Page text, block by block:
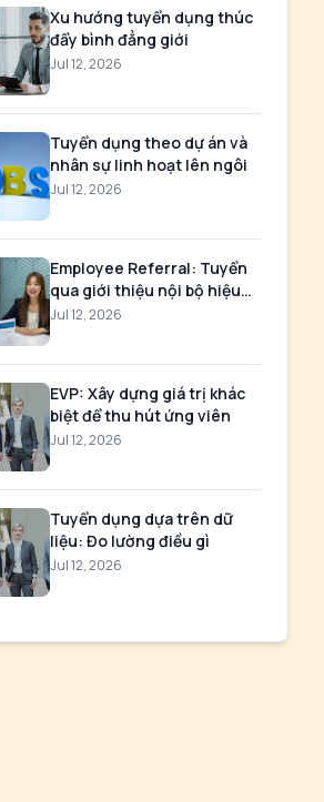
Xu hướng tuyển dụng thúc
đẩy bình đẳng giới
Jul 12, 2026
Tuyển dụng theo dự án và
nhân sự linh hoạt lên ngôi
Jul 12, 2026
Employee Referral: Tuyển
qua giới thiệu nội bộ hiệu
quả
Jul 12, 2026
EVP: Xây dựng giá trị khác
biệt để thu hút ứng viên
Jul 12, 2026
Tuyển dụng dựa trên dữ
liệu: Đo lường điều gì
Jul 12, 2026